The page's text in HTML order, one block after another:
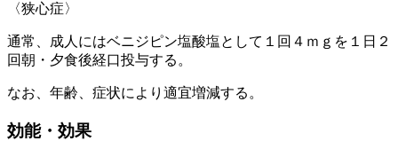
〈狭心症〉
通常、成人にはベニジピン塩酸塩として１回４ｍｇを１日２
回朝・夕食後経口投与する。
なお、年齢、症状により適宜増減する。
効能・効果